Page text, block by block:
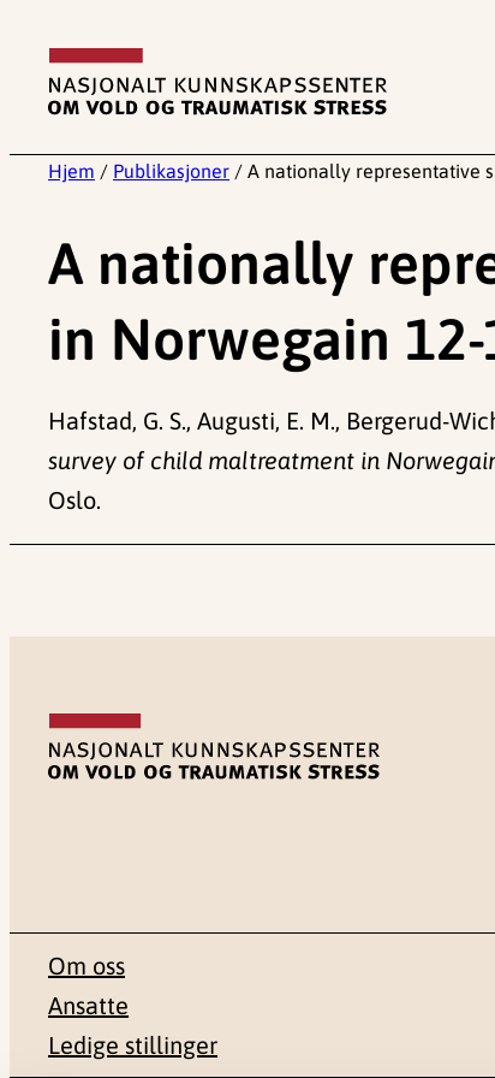
innhold
Hjem / Publikasjoner / A nationally representative
A nationally
in Norwegain
Hafstad, G. S., Augusti, E. M., Bergerud-
survey of child maltreatment in
Oslo.
Om oss
Ansatte
Ledige stillinger